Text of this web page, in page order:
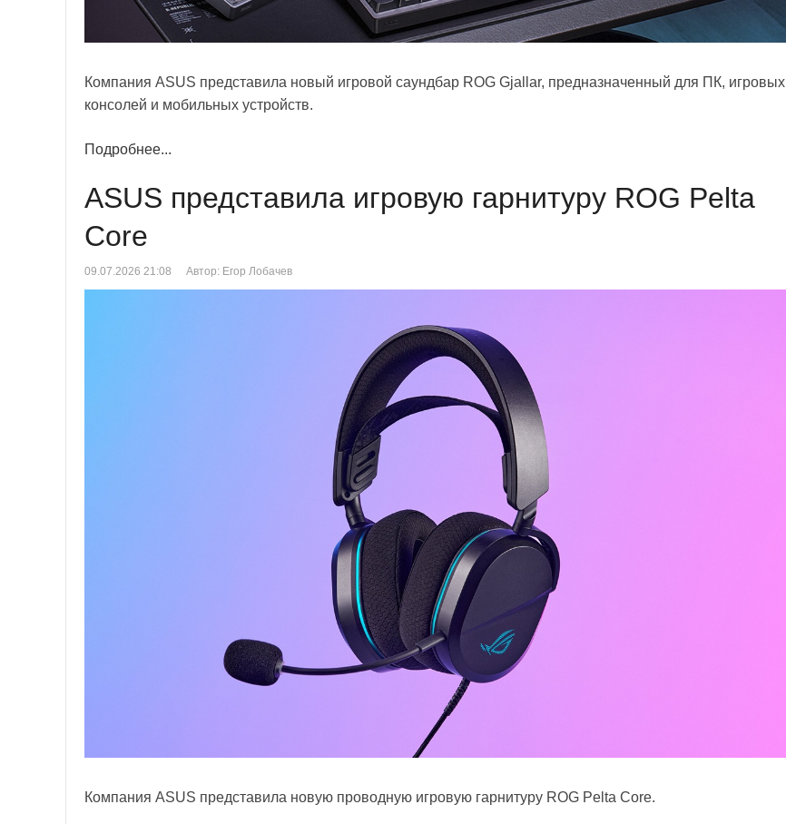
Компания ASUS представила новый игровой саундбар ROG Gjallar, предназначенный для ПК, игровых
консолей и мобильных устройств.
Подробнее...
ASUS представила игровую гарнитуру ROG Pelta
Core
09.07.2026 21:08 Автор: Егор Лобачев
Компания ASUS представила новую проводную игровую гарнитуру ROG Pelta Core.